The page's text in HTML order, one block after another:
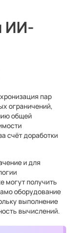
ИИ-
пар
ограничений,
общей
счёт доработки
и для
могут получить
оборудование
выполнение
вычислений.